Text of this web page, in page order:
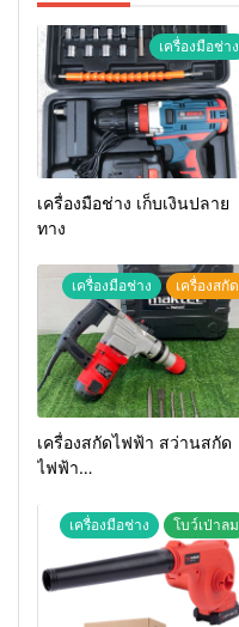
เครื่องมือช่าง
เครื่องมือช่าง เก็บเงินปลาย
ทาง
เครื่องมือช่าง เครื่องสกัด
เครื่องสกัดไฟฟ้า สว่านสกัด
ไฟฟ้า
เครื่องมือช่าง โบว์เป่าลม